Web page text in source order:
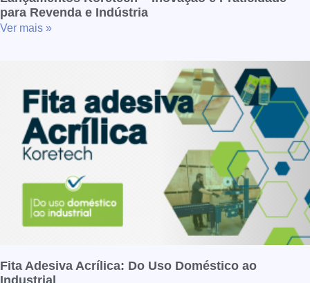
para Revenda e Indústria
Ver mais »
Fita Adesiva Acrílica: Do Uso Doméstico ao